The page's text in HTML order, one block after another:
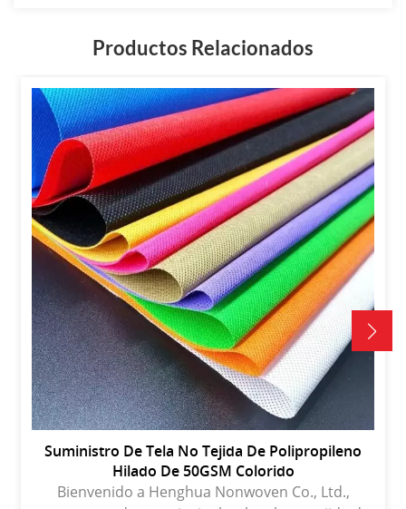
Productos Relacionados
Suministro De Tela No Tejida De Polipropileno
Hilado De 50GSM Colorido
Bienvenido a Henghua Nonwoven Co., Ltd.,